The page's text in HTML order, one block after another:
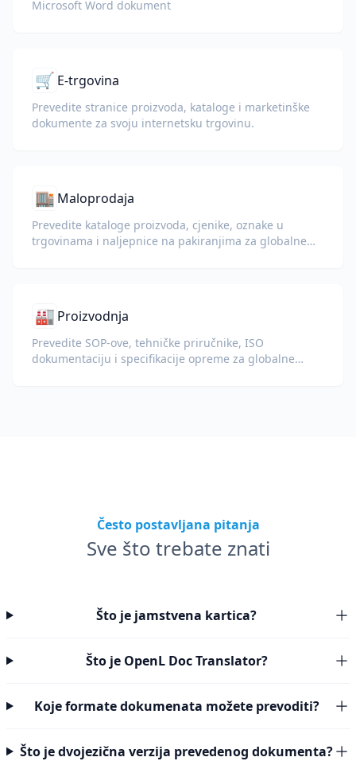
Microsoft Word dokument
🛒 E-trgovina
Prevedite stranice proizvoda, kataloge i marketinške
dokumente za svoju internetsku trgovinu.
🏬 Maloprodaja
Prevedite kataloge proizvoda, cjenike, oznake u
trgovinama i naljepnice na pakiranjima za globalne
🏭 Proizvodnja
Prevedite SOP-ove, tehničke priručnike, ISO
dokumentaciju i specifikacije opreme za globalne
Često postavljana pitanja
Sve što trebate znati
Što je jamstvena kartica?
Što je OpenL Doc Translator?
Koje formate dokumenata možete prevoditi?
Što je dvojezična verzija prevedenog dokumenta?